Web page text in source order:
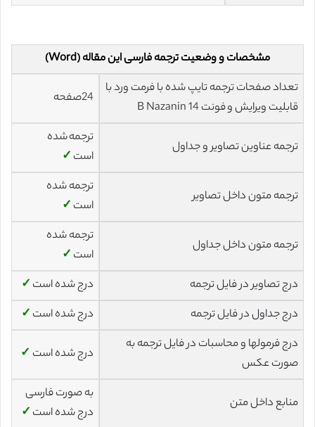
مشخصات و وضعیت ترجمه فارسی این مقاله (Word)
تعداد صفحات ترجمه تایپ شده با فرمت ورد با
قابلیت ویرایش و فونت 14 B Nazanin
24صفحه
ترجمه عناوین تصاویر و جداول
ترجمه شده
است ✓
ترجمه متون داخل تصاویر
ترجمه شده
است ✓
ترجمه متون داخل جداول
ترجمه شده
است ✓
درج تصاویر در فایل ترجمه
درج شده است ✓
درج جداول در فایل ترجمه
درج شده است ✓
درج فرمولها و محاسبات در فایل ترجمه به
صورت عکس
درج شده است ✓
منابع داخل متن
به صورت فارسی
درج شده است ✓